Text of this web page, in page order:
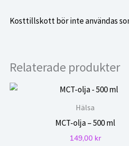
Kosttillskott bör inte användas
Relaterade produkter
Hälsa
MCT-olja – 500 ml
149,00 kr